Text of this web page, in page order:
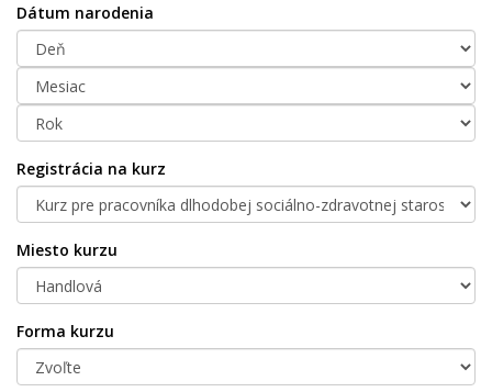
Dátum narodenia
Registrácia na kurz
Miesto kurzu
Forma kurzu